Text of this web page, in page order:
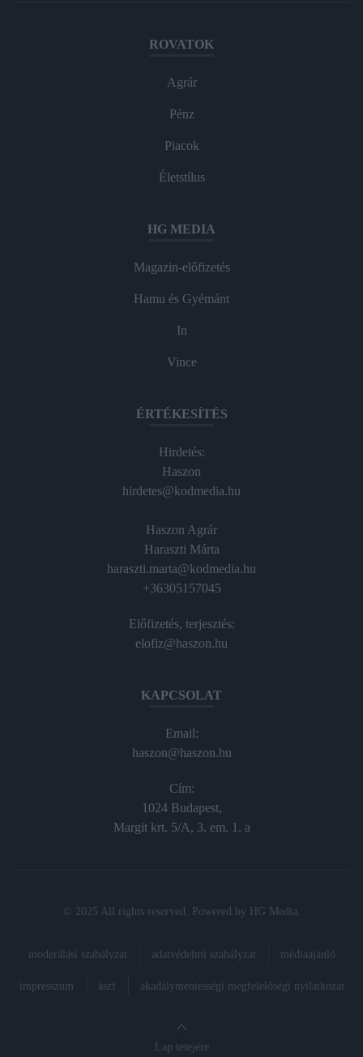
ROVATOK
Agrár
Pénz
Piacok
Életstílus
HG MEDIA
Magazin-előfizetés
Hamu és Gyémánt
In
Vince
ÉRTÉKESÍTÉS
Hirdetés:
Haszon
hirdetes@kodmedia.hu
Haszon Agrár
Haraszti Márta
haraszti.marta@kodmedia.hu
+36305157045
Előfizetés, terjesztés:
elofiz@haszon.hu
KAPCSOLAT
Email:
haszon@haszon.hu
Cím:
1024 Budapest,
Margit krt. 5/A, 3. em. 1. a
© 2025 All rights reserved. Powered by HG Media
moderálási szabályzat adatvédelmi szabályzat médiaajánló
impresszum ászf akadálymentességi megfelelőségi nyilatkozat
Lap tetejére